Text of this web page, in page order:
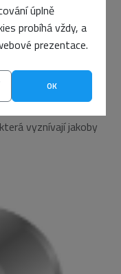
úplně
probíhá vždy, a
prezentace.
OK
pro
a ultramoderních
vyznívají jakoby